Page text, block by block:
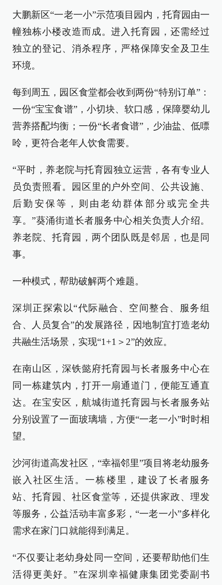
大鹏新区“一老一小”示范项目园内，托育园由一
幢独栋小楼改造而成。进入托育园，还需经过
独立的登记、消杀程序，严格保障安全及卫生
环境。
每到周五，园区食堂都会收到两份“特别订单”：
一份“宝宝食谱”，小切块、软口感，保障婴幼儿
营养搭配均衡；一份“长者食谱”，少油盐、低嘌
呤，更符合老年人饮食需要。
“平时，养老院与托育园独立运营，各有专业人
员负责照看。园区里的户外空间、公共设施、
后勤安保等，则由老幼群体部分或完全共
享。”葵涌街道长者服务中心相关负责人介绍。
养老院、托育园，两个团队既是邻居，也是同
事。
一种模式，帮助破解两个难题。
深圳正探索以“代际融合、空间整合、服务组
合、人员复合”的发展路径，因地制宜打造老幼
共融生活场景，实现“1+1＞2”的效应。
在南山区，深铁懿府托育园与长者服务中心在
同一栋建筑内，打开一扇通道门，便能互通直
达。在宝安区，航城街道托育园与长者服务站
分别设置了一面玻璃墙，方便“一老一小”时时相
望。
沙河街道高发社区，“幸福邻里”项目将老幼服务
嵌入社区生活。一栋楼里，建设了长者服务
站、托育园、社区食堂等，还提供家政、理发
等服务，公益活动丰富多彩，“一老一小”多样化
需求在家门口就能得到满足。
“不仅要让老幼身处同一空间，还要帮助他们生
活得更美好。”在深圳幸福健康集团党委副书